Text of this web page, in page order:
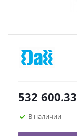
532 600.33
В наличии